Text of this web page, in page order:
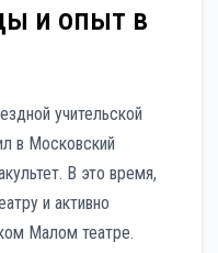
и опыт в
учительской
в Московский
В это время,
и активно
Малом театре.